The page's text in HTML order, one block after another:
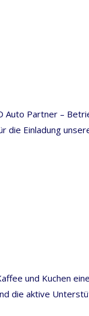
Partner –
Einladung
und Kuchen
die aktive